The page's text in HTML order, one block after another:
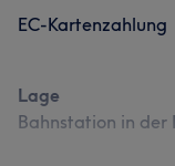
EC-Kartenzahlung
Lage
Bahnstation in der